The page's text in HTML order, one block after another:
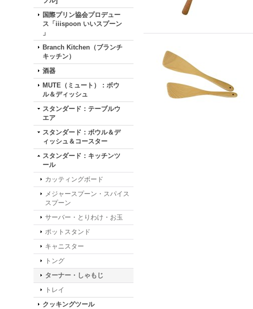
国際プリン協会プロデュー
ス「iiispoon いいスプーン
」
Branch Kitchen（ブランチ
キッチン）
酒器
MUTE（ミュート）：ボウ
ル＆ディッシュ
スタンダード：テーブルウ
エア
スタンダード：ボウル＆デ
ィッシュ＆コースター
スタンダード：キッチンツ
ール
カッティングボード
メジャースプーン・スパイス
スプーン
サーバー・とりわけ・お玉
ポットスタンド
キャニスター
トング
ターナー・しゃもじ
トレイ
クッキングツール